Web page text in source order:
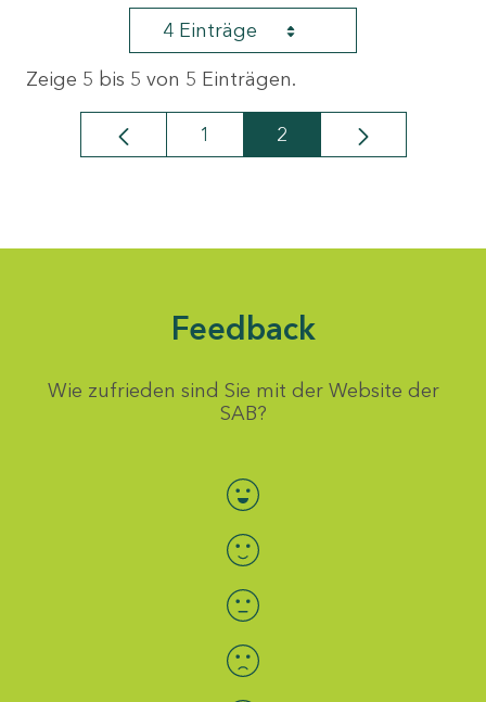
4 Einträge
Zeige 5 bis 5 von 5 Einträgen.
Seite
1 Seite
2
Feedback
Wie zufrieden sind Sie mit der Website der
SAB?
Bewertung auswählen